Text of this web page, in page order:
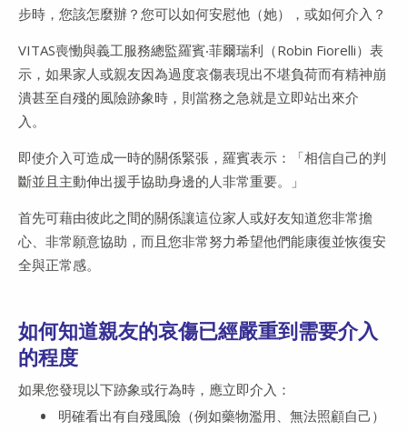
步時，您該怎麼辦？您可以如何安慰他（她），或如何介入？
VITAS喪慟與義工服務總監羅賓‧菲爾瑞利（Robin Fiorelli）表
示，如果家人或親友因為過度哀傷表現出不堪負荷而有精神崩
潰甚至自殘的風險跡象時，則當務之急就是立即站出來介
入。
即使介入可造成一時的關係緊張，羅賓表示：「相信自己的判
斷並且主動伸出援手協助身邊的人非常重要。」
首先可藉由彼此之間的關係讓這位家人或好友知道您非常擔
心、非常願意協助，而且您非常努力希望他們能康復並恢復安
全與正常感。
如何知道親友的哀傷已經嚴重到需要介入
的程度
如果您發現以下跡象或行為時，應立即介入：
明確看出有自殘風險（例如藥物濫用、無法照顧自己）